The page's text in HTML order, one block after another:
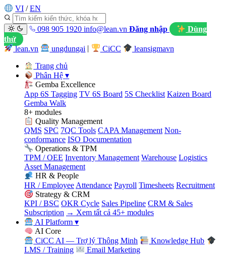
VI / EN
098 905 1920 info@lean.vn Đăng nhập
Dùng
thử
lean.vn
ungdungai CiCC leansigmavn
Trang chủ
Phân Hệ▾
Gemba Excellence
App 6S Tagging TV 6S Board 5S Checklist Kaizen Board
Gemba Walk
8+ modules
Quality Management
QMS SPC 7QC Tools CAPA Management Non-
conformance ISO Documentation
Operations & TPM
TPM / OEE Inventory Management Warehouse Logistics
Asset Management
HR & People
HR / Employee Attendance Payroll Timesheets Recruitment
Strategy & CRM
KPI / BSC OKR Cycle Sales Pipeline CRM & Sales
Subscription → Xem tất cả 45+ modules
AI Platform▾
AI Core
CiCC AI — Trợ lý Thông Minh
Knowledge Hub
LMS / Training
Email Marketing